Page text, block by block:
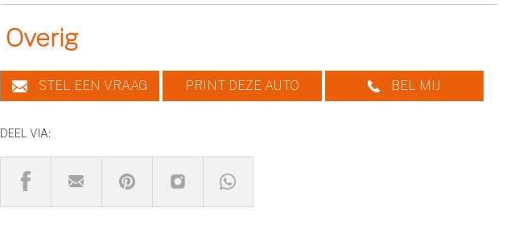
Overig
STEL EEN VRAAG PRINT DEZE AUTO BEL MIJ
DEEL VIA: